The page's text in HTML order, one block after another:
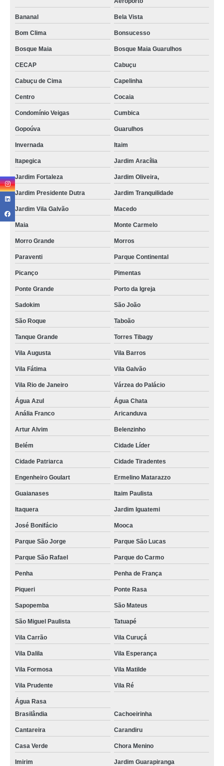
Bananal Bela Vista
Bom Clima Bonsucesso
Bosque Maia Bosque Maia Guarulhos
CECAP Cabuçu
Cabuçu de Cima Capelinha
Centro Cocaia
Condomínio Veigas Cumbica
Gopoúva Guarulhos
Invernada Itaim
Itapegica Jardim Aracília
Jardim Fortaleza Jardim Oliveira,
Jardim Presidente Dutra Jardim Tranquilidade
Jardim Vila Galvão Macedo
Maia Monte Carmelo
Morro Grande Morros
Paraventi Parque Continental
Picanço Pimentas
Ponte Grande Porto da Igreja
Sadokim São João
São Roque Taboão
Tanque Grande Torres Tibagy
Vila Augusta Vila Barros
Vila Fátima Vila Galvão
Vila Rio de Janeiro Várzea do Palácio
Água Azul
Água Chata
Anália Franco
Aricanduva
Artur Alvim Belenzinho
Belém Cidade Líder
Cidade Patriarca Cidade Tiradentes
Engenheiro Goulart Ermelino Matarazzo
Guaianases Itaim Paulista
Itaquera Jardim Iguatemi
José Bonifácio Mooca
Parque São Jorge Parque São Lucas
Parque São Rafael Parque do Carmo
Penha Penha de França
Piqueri Ponte Rasa
Sapopemba São Mateus
São Miguel Paulista Tatuapé
Vila Carrão Vila Curuçá
Vila Dalila Vila Esperança
Vila Formosa Vila Matilde
Vila Prudente Vila Ré
Água Rasa
Brasilândia
Cachoeirinha
Cantareira Carandiru
Casa Verde Chora Menino
Imirim Jardim Guarapiranga